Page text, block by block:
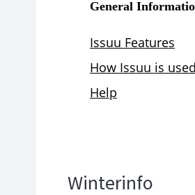
Winterinfo